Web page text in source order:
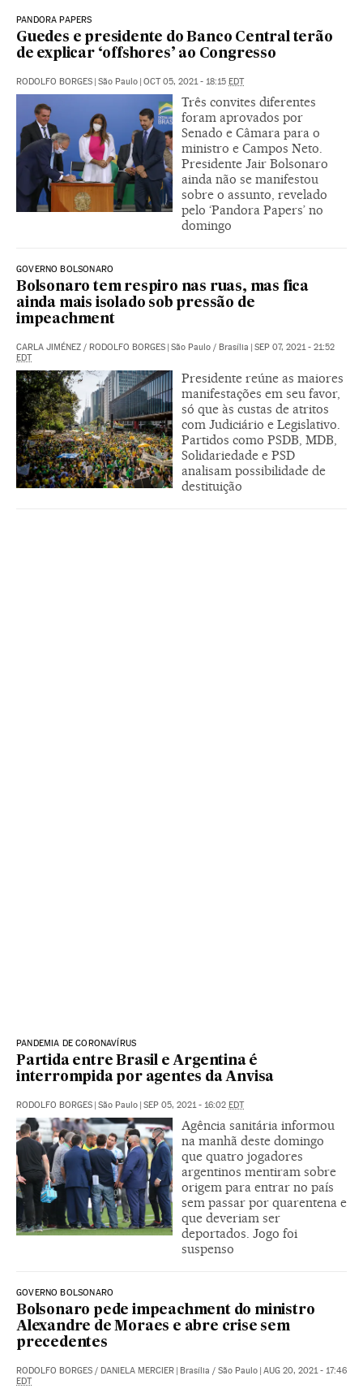
PANDORA PAPERS
Guedes e presidente do Banco Central terão
de explicar ‘offshores’ ao Congresso
RODOLFO BORGES São Paulo OCT 05, 2021 - 18:15 EDT
Três convites diferentes
foram aprovados por
Senado e Câmara para o
ministro e Campos Neto.
Presidente Jair Bolsonaro
ainda não se manifestou
sobre o assunto, revelado
pelo ‘Pandora Papers’ no
domingo
GOVERNO BOLSONARO
Bolsonaro tem respiro nas ruas, mas fica
ainda mais isolado sob pressão de
impeachment
CARLA JIMÉNEZ / RODOLFO BORGES São Paulo / Brasília
SEP 07, 2021 - 21:52
EDT
Presidente reúne as maiores
manifestações em seu favor,
só que às custas de atritos
com Judiciário e Legislativo.
Partidos como PSDB, MDB,
Solidariedade e PSD
analisam possibilidade de
destituição
PANDEMIA DE CORONAVÍRUS
Partida entre Brasil e Argentina é
interrompida por agentes da Anvisa
RODOLFO BORGES São Paulo SEP 05, 2021 - 16:02 EDT
Agência sanitária informou
na manhã deste domingo
que quatro jogadores
argentinos mentiram sobre
origem para entrar no país
sem passar por quarentena e
que deveriam ser
deportados. Jogo foi
suspenso
GOVERNO BOLSONARO
Bolsonaro pede impeachment do ministro
Alexandre de Moraes e abre crise sem
precedentes
RODOLFO BORGES / DANIELA MERCIER Brasília / São Paulo AUG 20, 2021 - 17:46
EDT